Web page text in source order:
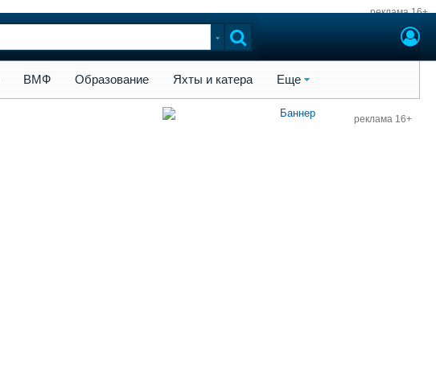
реклама 16+
ВМФ Образование Яхты и катера Еще
реклама 16+